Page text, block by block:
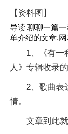
【资料图】
导读 聊聊一篇
单介绍的文章,
1、《有一
人》专辑收录
2、歌曲表
情。
文章到此